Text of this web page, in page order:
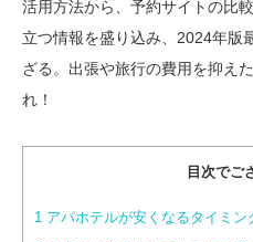
活用方法から、予約サイトの比
立つ情報を盛り込み、2024年版
ざる。出張や旅行の費用を抑え
れ！
目次でご
1 アパホテルが安くなるタイミン